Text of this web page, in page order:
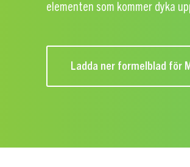
elementen som kommer dyka
Ladda ner formelblad för